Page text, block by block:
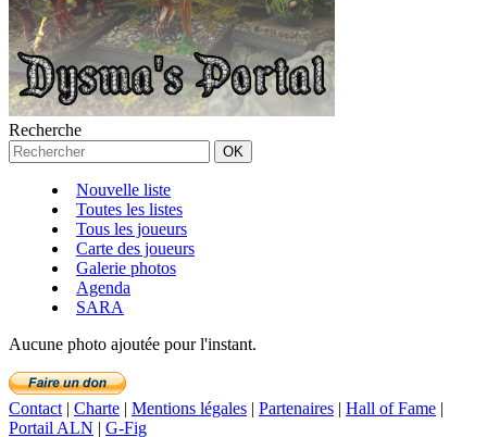
Recherche
Nouvelle liste
Toutes les listes
Tous les joueurs
Carte des joueurs
Galerie photos
Agenda
SARA
Aucune photo ajoutée pour l'instant.
Contact | Charte | Mentions légales | Partenaires | Hall of Fame |
Portail ALN | G-Fig